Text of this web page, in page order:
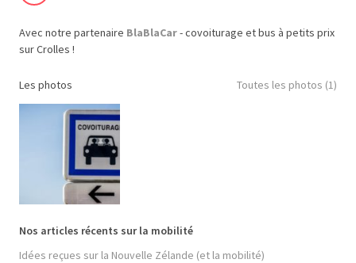
Avec notre partenaire BlaBlaCar- covoiturage et bus à petits prix
sur Crolles !
Les photos Toutes les photos (1)
Nos articles récents sur la mobilité
Idées reçues sur la Nouvelle Zélande (et la mobilité)